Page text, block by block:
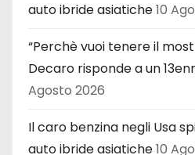
auto ibride asiatiche10
“Perchè vuoi tenere il
Decaro risponde a un
Agosto 2026
Il caro benzina negli Usa
auto ibride asiatiche10